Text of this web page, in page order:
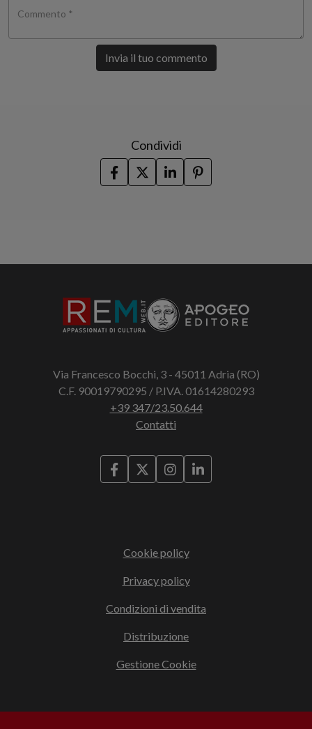
Commento *
Invia il tuo commento
Condividi
Via Francesco Bocchi, 3 - 45011 Adria (RO)
C.F. 90019790295 / P.IVA. 01614280293
+39 347/23.50.644
Contatti
Cookie policy
Privacy policy
Condizioni di vendita
Distribuzione
Gestione Cookie